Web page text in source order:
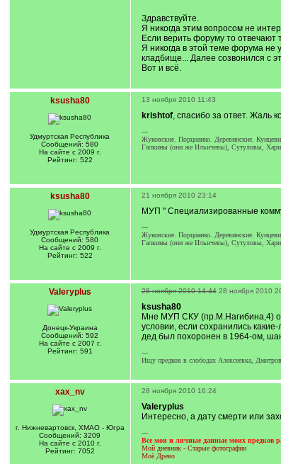
]
Здравствуйте.
Я никогда этим вопросом не
Если верить форуму то
Я никогда в этой теме форума не
кладбище... Далее созвонился с
Вот и всё.
ksusha80
Удмуртская Республика
Сообщений: 580
На сайте с 2009 г.
Рейтинг: 522
13 ноября 2010 11:43
krishtof, спасибо за ответ. Жаль
---
Жуковские. Порцианко. Деревинские.
Галкины (они же Ильичевы), Сутуловы,
ksusha80
Удмуртская Республика
Сообщений: 580
На сайте с 2009 г.
Рейтинг: 522
21 ноября 2010 23:14
МУП " Специализированные
---
Жуковские. Порцианко. Деревинские.
Галкины (они же Ильичевы), Сутуловы,
Valeryplus
Донецк-Украина
Сообщений: 592
На сайте с 2007 г.
Рейтинг: 591
28 ноября 2010 14:44 28 ноября 2010
ksusha80
Мне МУП СКУ (пр.М.Нагибина,4)
условии, если сохранились
дед был похоронен в 1964-ом,
---
Ищу предков в слободах Алексеевка,
xax_nv
г. Нижневартовск, ХМАО - Югра
Сообщений: 3209
На сайте с 2010 г.
Рейтинг: 7052
28 ноября 2010 16:24
Valeryplus
Интересно, а дату смерти или
---
Все мои и личные данные моих предков
Мой дневник - Старые фотографии
Моё Древо